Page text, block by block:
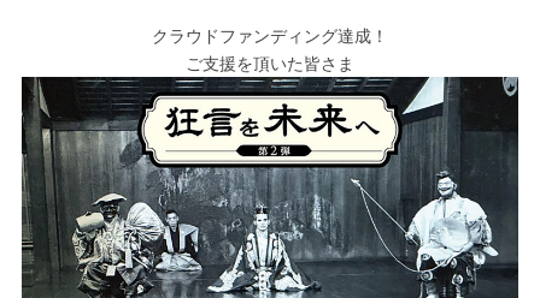
クラウドファンディング達成！
ご支援を頂いた皆さま